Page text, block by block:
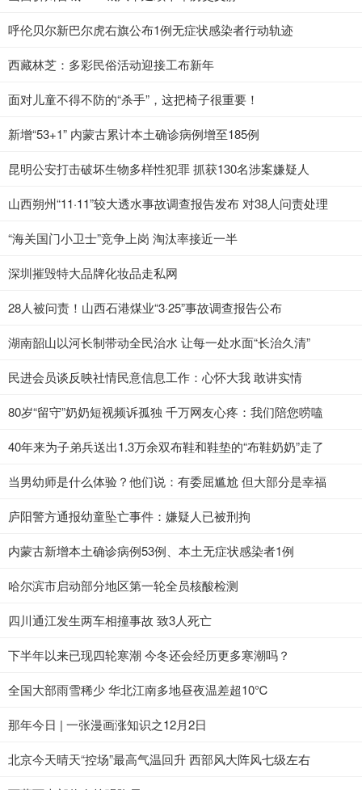
呼伦贝尔新巴尔虎右旗公布1例无症状感染者行动轨迹
西藏林芝：多彩民俗活动迎接工布新年
面对儿童不得不防的“杀手”，这把椅子很重要！
新增“53+1” 内蒙古累计本土确诊病例增至185例
昆明公安打击破坏生物多样性犯罪 抓获130名涉案嫌疑人
山西朔州“11·11”较大透水事故调查报告发布 对38人问责处理
“海关国门小卫士”竞争上岗 淘汰率接近一半
深圳摧毁特大品牌化妆品走私网
28人被问责！山西石港煤业“3·25”事故调查报告公布
湖南韶山以河长制带动全民治水 让每一处水面“长治久清”
民进会员谈反映社情民意信息工作：心怀大我 敢讲实情
80岁“留守”奶奶短视频诉孤独 千万网友心疼：我们陪您唠嗑
40年来为子弟兵送出1.3万余双布鞋和鞋垫的“布鞋奶奶”走了
当男幼师是什么体验？他们说：有委屈尴尬 但大部分是幸福
庐阳警方通报幼童坠亡事件：嫌疑人已被刑拘
内蒙古新增本土确诊病例53例、本土无症状感染者1例
哈尔滨市启动部分地区第一轮全员核酸检测
四川通江发生两车相撞事故 致3人死亡
下半年以来已现四轮寒潮 今冬还会经历更多寒潮吗？
全国大部雨雪稀少 华北江南多地昼夜温差超10℃
那年今日 | 一张漫画涨知识之12月2日
北京今天晴天“控场”最高气温回升 西部风大阵风七级左右